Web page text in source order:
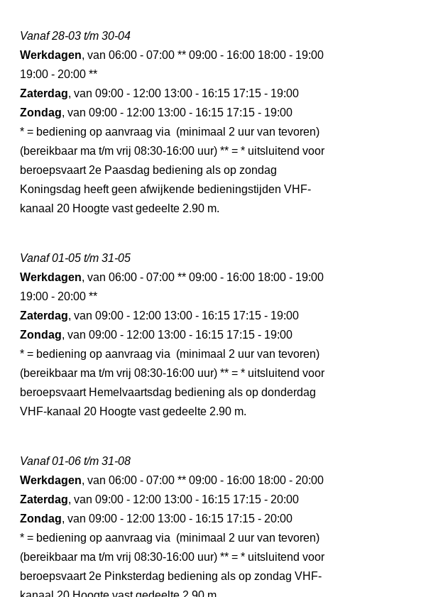
Vanaf 28-03 t/m 30-04
Werkdagen, van 06:00 - 07:00 ** 09:00 - 16:00 18:00 - 19:00
19:00 - 20:00 **
Zaterdag, van 09:00 - 12:00 13:00 - 16:15 17:15 - 19:00
Zondag, van 09:00 - 12:00 13:00 - 16:15 17:15 - 19:00
* = bediening op aanvraag via (minimaal 2 uur van tevoren)
(bereikbaar ma t/m vrij 08:30-16:00 uur) ** = * uitsluitend voor
beroepsvaart 2e Paasdag bediening als op zondag
Koningsdag heeft geen afwijkende bedieningstijden VHF-
kanaal 20 Hoogte vast gedeelte 2.90 m.
Vanaf 01-05 t/m 31-05
Werkdagen, van 06:00 - 07:00 ** 09:00 - 16:00 18:00 - 19:00
19:00 - 20:00 **
Zaterdag, van 09:00 - 12:00 13:00 - 16:15 17:15 - 19:00
Zondag, van 09:00 - 12:00 13:00 - 16:15 17:15 - 19:00
* = bediening op aanvraag via (minimaal 2 uur van tevoren)
(bereikbaar ma t/m vrij 08:30-16:00 uur) ** = * uitsluitend voor
beroepsvaart Hemelvaartsdag bediening als op donderdag
VHF-kanaal 20 Hoogte vast gedeelte 2.90 m.
Vanaf 01-06 t/m 31-08
Werkdagen, van 06:00 - 07:00 ** 09:00 - 16:00 18:00 - 20:00
Zaterdag, van 09:00 - 12:00 13:00 - 16:15 17:15 - 20:00
Zondag, van 09:00 - 12:00 13:00 - 16:15 17:15 - 20:00
* = bediening op aanvraag via (minimaal 2 uur van tevoren)
(bereikbaar ma t/m vrij 08:30-16:00 uur) ** = * uitsluitend voor
beroepsvaart 2e Pinksterdag bediening als op zondag VHF-